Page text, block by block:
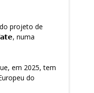
projeto de
numa
em 2025, tem
do